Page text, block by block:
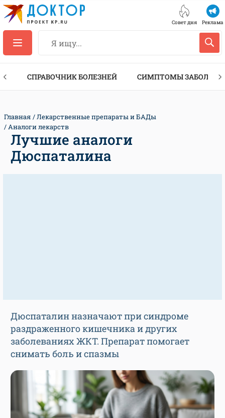
Совет дня Реклама
СПРАВОЧНИК БОЛЕЗНЕЙ СИМПТОМЫ
Главная
Лекарственные препараты и БАДы
Аналоги лекарств
Лучшие аналоги
Дюспаталина
Дюспаталин назначают при синдроме
раздраженного кишечника и других
заболеваниях ЖКТ. Препарат помогает
снимать боль и спазмы